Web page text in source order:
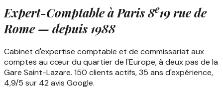
Expert-Comptable à Paris8e19 rue de
Rome — depuis 1988
Cabinet d'expertise comptable et de commissariat aux
comptes au cœur du quartier de l'Europe, à deux pas de la
Gare Saint-Lazare. 150 clients actifs, 35 ans d'expérience,
4,9/5 sur 42 avis Google.